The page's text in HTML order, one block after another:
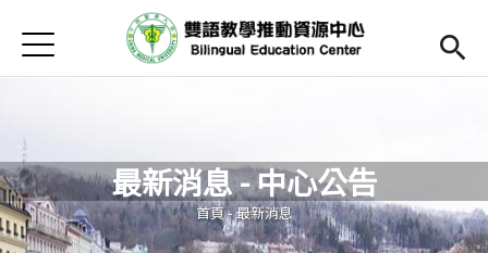
首頁
Open submenu (關於中心)
關於中心
最新消息
Open submenu (教師專區)
教師專區
Open submenu (學生專區)
學生專區
Jump to Navigation
Jump to Main content
最新消息 - 中心公告
您在這裡
首頁-最新消息